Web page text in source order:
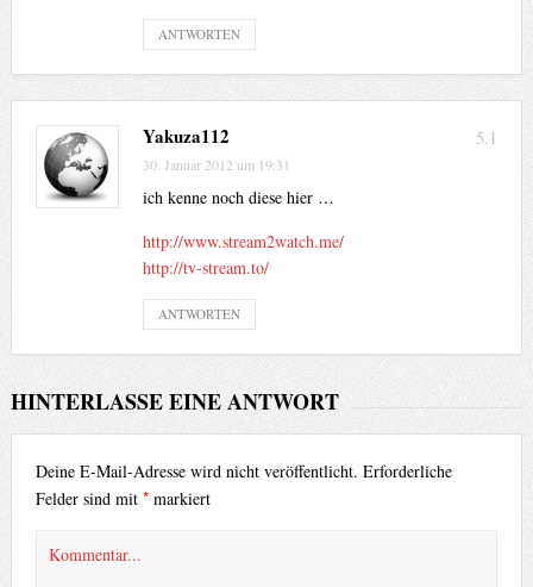
ANTWORTEN
5.1
Yakuza112
30. Januar 2012 um 19:31
ich kenne noch diese hier …
http://www.stream2watch.me/
http://tv-stream.to/
ANTWORTEN
HINTERLASSE EINE ANTWORT
Deine E-Mail-Adresse wird nicht veröffentlicht. Erforderliche
Felder sind mit *markiert